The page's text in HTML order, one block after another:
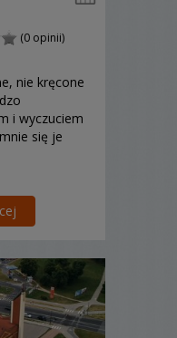
(0 opinii)
nie kręcone
i wyczuciem
się je